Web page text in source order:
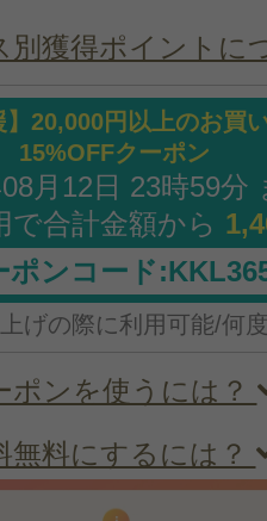
別獲得ポイントに
】20,000円以上のお買
15%OFFクーポン
月12日 23時59分
で合計金額から
ポンコード
げの際に利用可能/何
ポンを使うには？
無料にするには？